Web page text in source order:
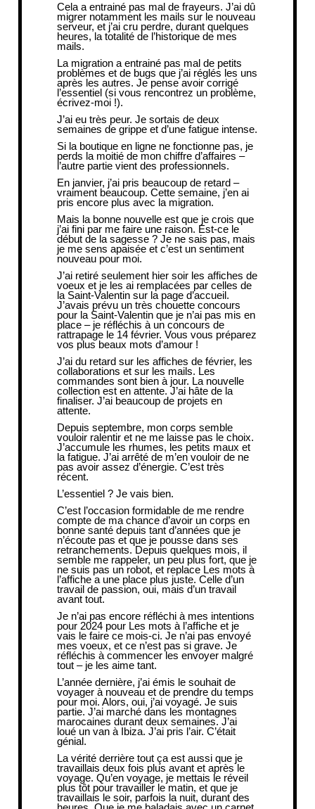
Cela a entrainé pas mal de frayeurs. J’ai dû
migrer notamment les mails sur le nouveau
serveur, et j’ai cru perdre, durant quelques
heures, la totalité de l’historique de mes
mails.
La migration a entrainé pas mal de petits
problèmes et de bugs que j’ai réglés les uns
après les autres. Je pense avoir corrigé
l’essentiel (si vous rencontrez un problème,
écrivez-moi !).
J’ai eu très peur. Je sortais de deux
semaines de grippe et d’une fatigue intense.
Si la boutique en ligne ne fonctionne pas, je
perds la moitié de mon chiffre d’affaires –
l’autre partie vient des professionnels.
En janvier, j’ai pris beaucoup de retard –
vraiment beaucoup. Cette semaine, j’en ai
pris encore plus avec la migration.
Mais la bonne nouvelle est que je crois que
j’ai fini par me faire une raison. Est-ce le
début de la sagesse ? Je ne sais pas, mais
je me sens apaisée et c’est un sentiment
nouveau pour moi.
J’ai retiré seulement hier soir les affiches de
voeux et je les ai remplacées par celles de
la Saint-Valentin sur la page d’accueil.
J’avais prévu un très chouette concours
pour la Saint-Valentin que je n’ai pas mis en
place – je réfléchis à un concours de
rattrapage le 14 février. Vous vous préparez
vos plus beaux mots d’amour !
J’ai du retard sur les affiches de février, les
collaborations et sur les mails. Les
commandes sont bien à jour. La nouvelle
collection est en attente. J’ai hâte de la
finaliser. J’ai beaucoup de projets en
attente.
Depuis septembre, mon corps semble
vouloir ralentir et ne me laisse pas le choix.
J’accumule les rhumes, les petits maux et
la fatigue. J’ai arrêté de m’en vouloir de ne
pas avoir assez d’énergie. C’est très
récent.
L’essentiel ? Je vais bien.
C’est l’occasion formidable de me rendre
compte de ma chance d’avoir un corps en
bonne santé depuis tant d’années que je
n’écoute pas et que je pousse dans ses
retranchements. Depuis quelques mois, il
semble me rappeler, un peu plus fort, que je
ne suis pas un robot, et replace Les mots à
l’affiche a une place plus juste. Celle d’un
travail de passion, oui, mais d’un travail
avant tout.
Je n’ai pas encore réfléchi à mes intentions
pour 2024 pour Les mots à l’affiche et je
vais le faire ce mois-ci. Je n’ai pas envoyé
mes voeux, et ce n’est pas si grave. Je
réfléchis à commencer les envoyer malgré
tout – je les aime tant.
L’année dernière, j’ai émis le souhait de
voyager à nouveau et de prendre du temps
pour moi. Alors, oui, j’ai voyagé. Je suis
partie. J’ai marché dans les montagnes
marocaines durant deux semaines. J’ai
loué un van à Ibiza. J’ai pris l’air. C’était
génial.
La vérité derrière tout ça est aussi que je
travaillais deux fois plus avant et après le
voyage. Qu’en voyage, je mettais le réveil
plus tôt pour travailler le matin, et que je
travaillais le soir, parfois la nuit, durant des